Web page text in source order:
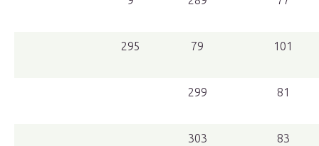
295 79 101
299 81
303 83